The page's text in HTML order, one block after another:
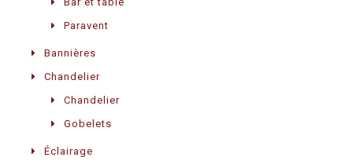
Paravent
Bannières
Chandelier
Chandelier
Gobelets
Éclairage